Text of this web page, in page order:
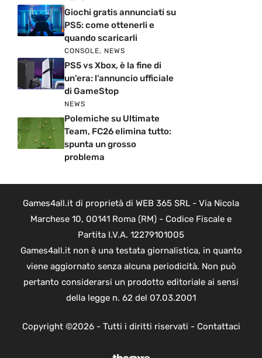
Giochi gratis annunciati su
PS5: come ottenerli e
quando scaricarli
CONSOLE, NEWS
PS5 vs Xbox, è la fine di
un’era: l’annuncio ufficiale
di GameStop
NEWS
Polemiche su Ultimate
Team, FC26 elimina tutto:
spunta un grosso
problema
Games4all.it di proprietà di WEB 365 SRL - Via Nicola
Marchese 10, 00141 Roma (RM) - Codice Fiscale e
Partita I.V.A. 12279101005
Games4all.it non è una testata giornalistica, in quanto
viene aggiornato senza alcuna periodicità. Non può
pertanto considerarsi un prodotto editoriale ai sensi
della legge n. 62 del 07.03.2001
Copyright ©2026 - Tutti i diritti riservati - Contattaci